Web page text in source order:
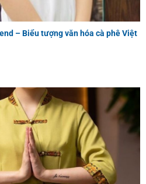
– Biểu tượng văn hóa cà phê Việt